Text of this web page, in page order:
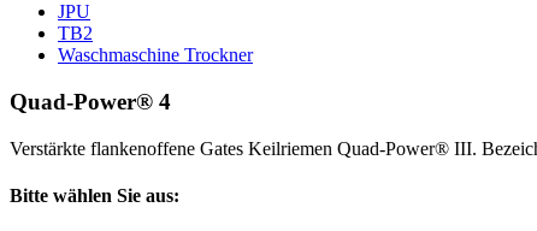
JPU
TB2
Waschmaschine Trockner
Quad-Power® 4
Verstärkte flankenoffene Gates Keilriemen Quad-Power® III.
Bitte wählen Sie aus: